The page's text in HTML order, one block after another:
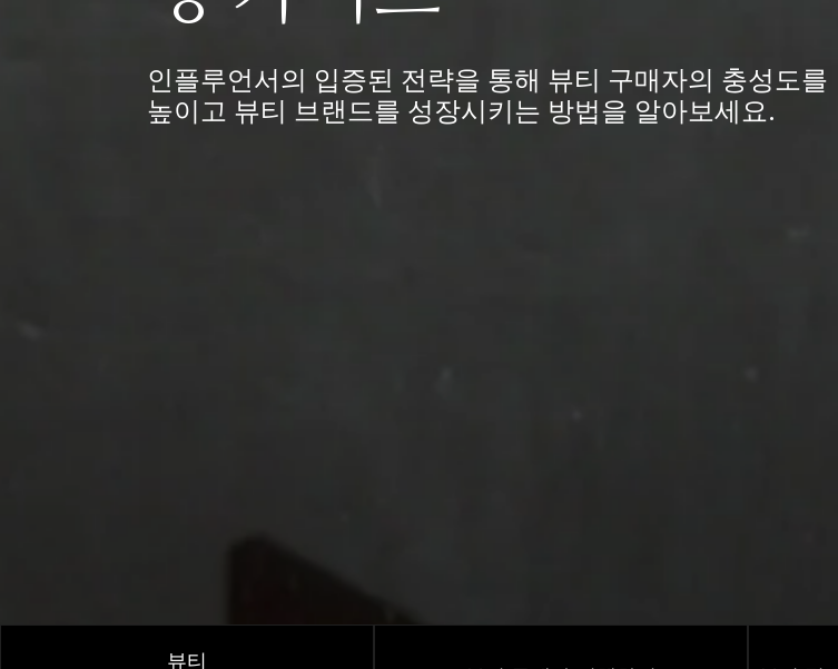
인플루언서의 입증된 전략을 통해 뷰티 구매자의 충성도를
높이고 뷰티 브랜드를 성장시키는 방법을 알아보세요.
뷰티